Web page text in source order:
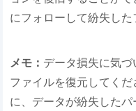
にフォローして紛失し
メモ： データ損失に気
ファイルを復元してく
に、データが紛失した